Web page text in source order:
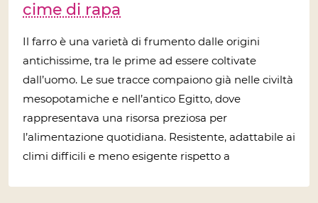
cime di rapa
Il farro è una varietà di frumento dalle origini
antichissime, tra le prime ad essere coltivate
dall’uomo. Le sue tracce compaiono già nelle civiltà
mesopotamiche e nell’antico Egitto, dove
rappresentava una risorsa preziosa per
l’alimentazione quotidiana. Resistente, adattabile ai
climi difficili e meno esigente rispetto a